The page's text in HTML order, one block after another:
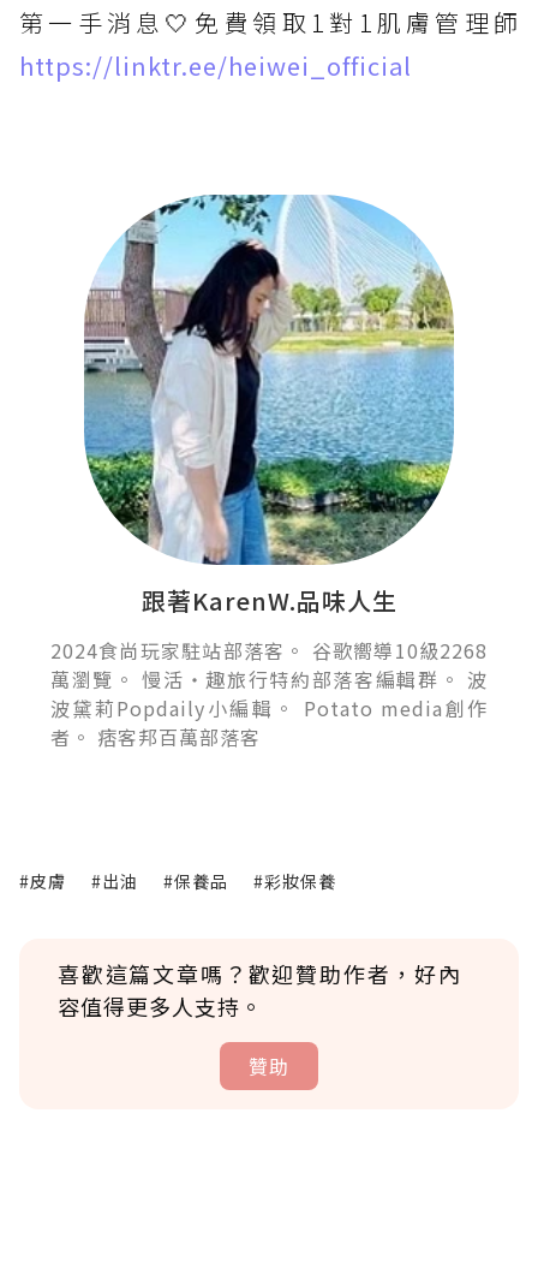
第一手消息🤍免費領取1對1肌膚管理師
https://linktr.ee/heiwei_official
跟著KarenW.品味人生
2024食尚玩家駐站部落客。 谷歌嚮導10級2268
萬瀏覽。 慢活‧趣旅行特約部落客編輯群。 波
波黛莉Popdaily小編輯。 Potato media創作
者。 痞客邦百萬部落客
#皮膚 #出油 #保養品 #彩妝保養
喜歡這篇文章嗎？歡迎贊助作者，好內
容值得更多人支持。
贊助